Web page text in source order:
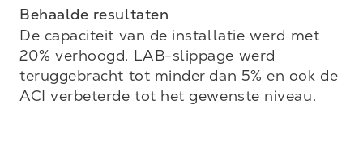
Behaalde resultaten
De capaciteit van de installatie werd met
20% verhoogd. LAB-slippage werd
teruggebracht tot minder dan 5% en ook de
ACI verbeterde tot het gewenste niveau.